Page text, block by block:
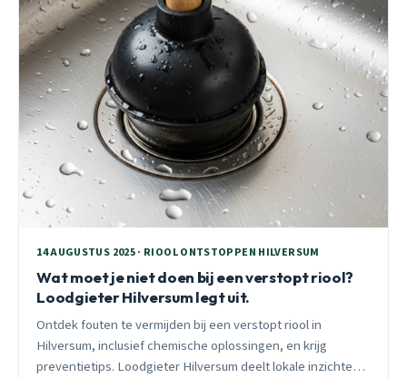
14 AUGUSTUS 2025 · RIOOL ONTSTOPPEN HILVERSUM
Wat moet je niet doen bij een verstopt riool?
Loodgieter Hilversum legt uit.
Ontdek fouten te vermijden bij een verstopt riool in
Hilversum, inclusief chemische oplossingen, en krijg
preventietips. Loodgieter Hilversum deelt lokale inzichten